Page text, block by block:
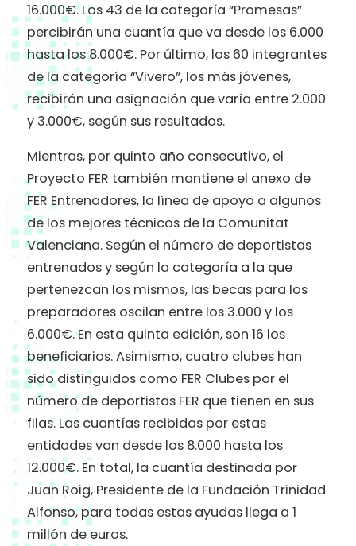
16.000€. Los 43 de la categoría “Promesas”
percibirán una cuantía que va desde los 6.000
hasta los 8.000€. Por último, los 60 integrantes
de la categoría “Vivero”, los más jóvenes,
recibirán una asignación que varía entre 2.000
y 3.000€, según sus resultados.
Mientras, por quinto año consecutivo, el
Proyecto FER también mantiene el anexo de
FER Entrenadores, la línea de apoyo a algunos
de los mejores técnicos de la Comunitat
Valenciana. Según el número de deportistas
entrenados y según la categoría a la que
pertenezcan los mismos, las becas para los
preparadores oscilan entre los 3.000 y los
6.000€. En esta quinta edición, son 16 los
beneficiarios. Asimismo, cuatro clubes han
sido distinguidos como FER Clubes por el
número de deportistas FER que tienen en sus
filas. Las cuantías recibidas por estas
entidades van desde los 8.000 hasta los
12.000€. En total, la cuantía destinada por
Juan Roig, Presidente de la Fundación Trinidad
Alfonso, para todas estas ayudas llega a 1
millón de euros.